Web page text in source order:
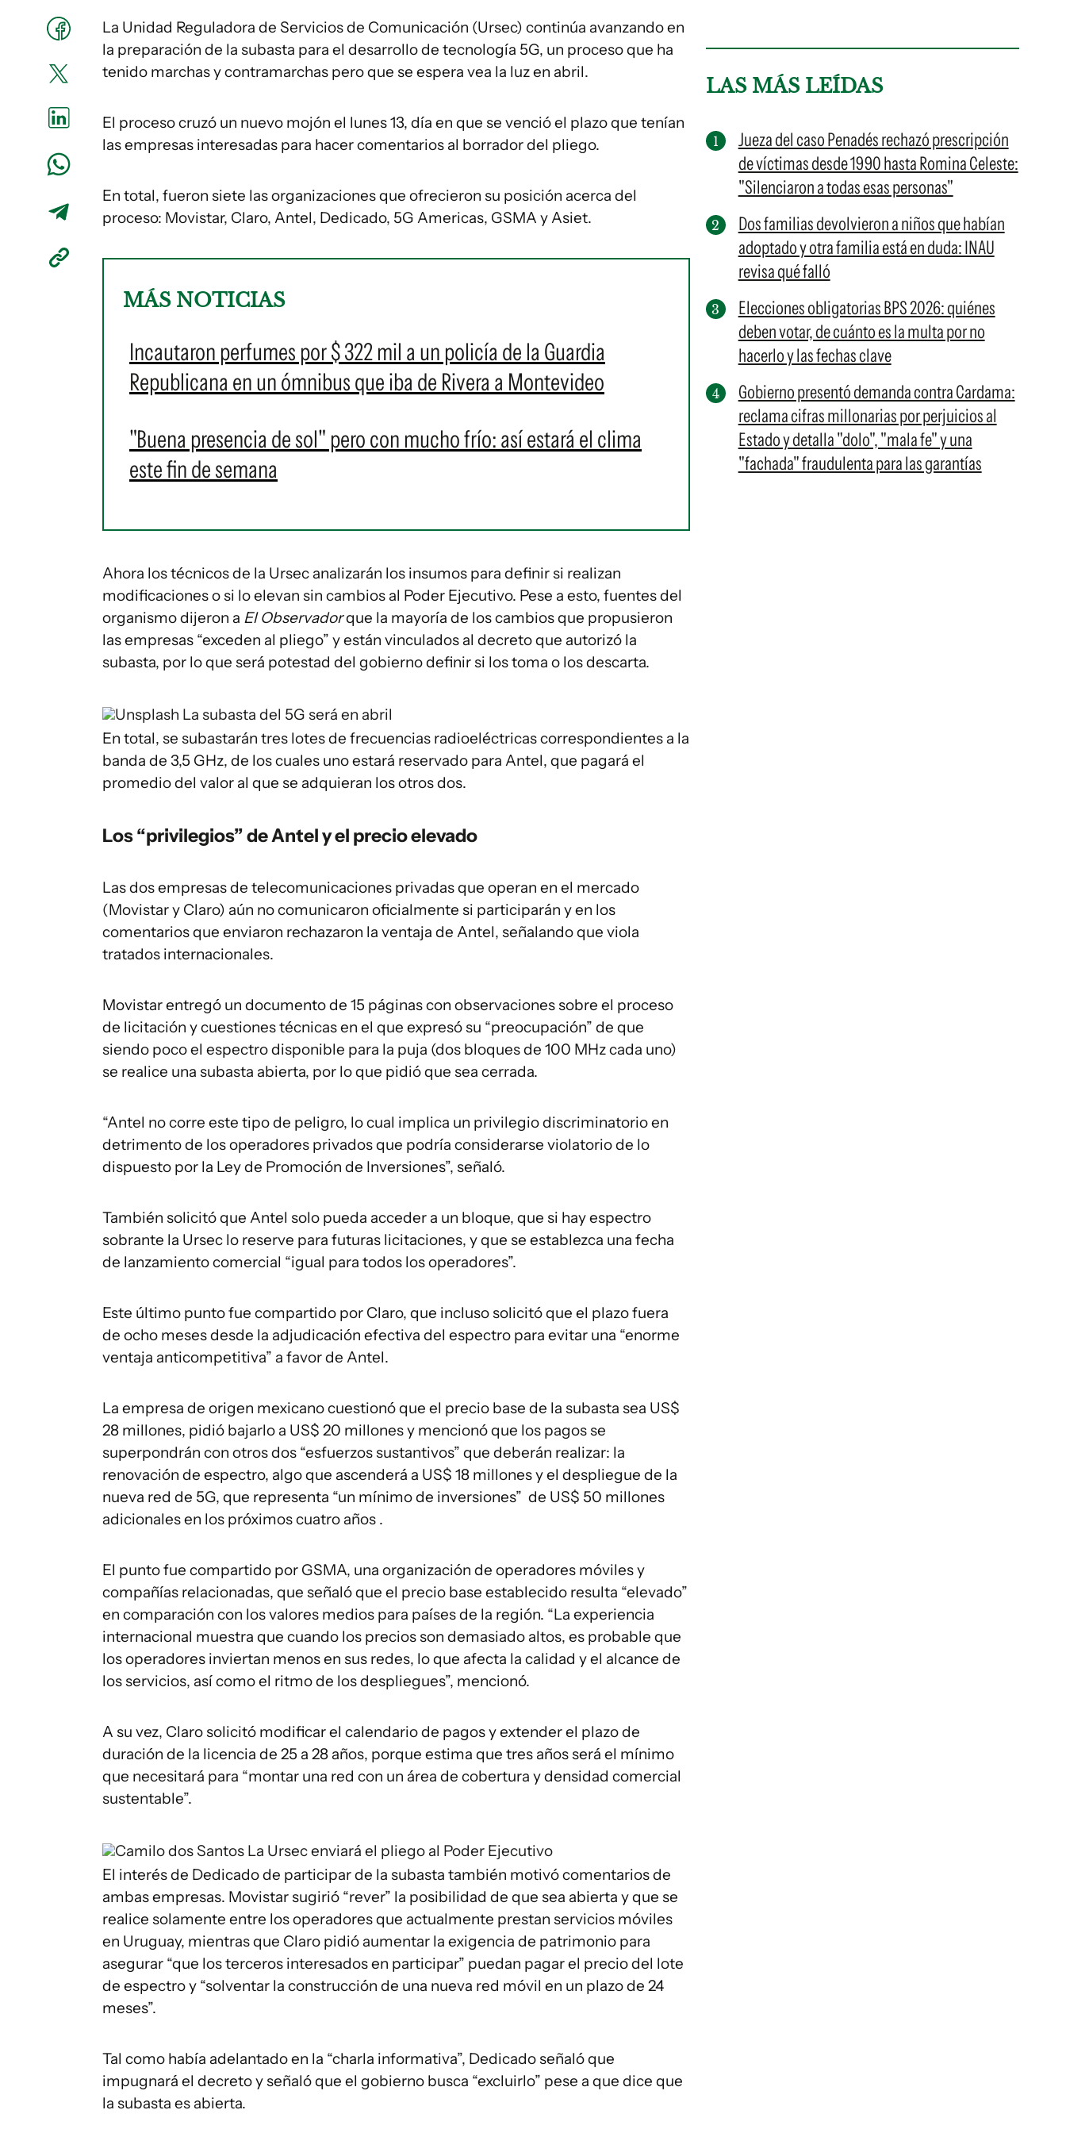
La Unidad Reguladora de Servicios de Comunicación (Ursec) continúa avanzando en
la preparación de la subasta para el desarrollo de tecnología 5G, un proceso que ha
tenido marchas y contramarchas pero que se espera vea la luz en abril.
El proceso cruzó un nuevo mojón el lunes 13, día en que se venció el plazo que tenían
las empresas interesadas para hacer comentarios al borrador del pliego.
En total, fueron siete las organizaciones que ofrecieron su posición acerca del
proceso: Movistar, Claro, Antel, Dedicado, 5G Americas, GSMA y Asiet.
MÁS NOTICIAS
Incautaron perfumes por $ 322 mil a un policía de la Guardia
Republicana en un ómnibus que iba de Rivera a Montevideo
"Buena presencia de sol" pero con mucho frío: así estará el clima
este fin de semana
Ahora los técnicos de la Ursec analizarán los insumos para definir si realizan
modificaciones o si lo elevan sin cambios al Poder Ejecutivo. Pese a esto, fuentes del
organismo dijeron a El Observadorque la mayoría de los cambios que propusieron
las empresas “exceden al pliego” y están vinculados al decreto que autorizó la
subasta, por lo que será potestad del gobierno definir si los toma o los descarta.
Unsplash La subasta del 5G será en abril
En total, se subastarán tres lotes de frecuencias radioeléctricas correspondientes a la
banda de 3,5 GHz, de los cuales uno estará reservado para Antel, que pagará el
promedio del valor al que se adquieran los otros dos.
Los “privilegios” de Antel y el precio elevado
Las dos empresas de telecomunicaciones privadas que operan en el mercado
(Movistar y Claro) aún no comunicaron oficialmente si participarán y en los
comentarios que enviaron rechazaron la ventaja de Antel, señalando que viola
tratados internacionales.
Movistar entregó un documento de 15 páginas con observaciones sobre el proceso
de licitación y cuestiones técnicas en el que expresó su “preocupación” de que
siendo poco el espectro disponible para la puja (dos bloques de 100 MHz cada uno)
se realice una subasta abierta, por lo que pidió que sea cerrada.
“Antel no corre este tipo de peligro, lo cual implica un privilegio discriminatorio en
detrimento de los operadores privados que podría considerarse violatorio de lo
dispuesto por la Ley de Promoción de Inversiones”, señaló.
También solicitó que Antel solo pueda acceder a un bloque, que si hay espectro
sobrante la Ursec lo reserve para futuras licitaciones, y que se establezca una fecha
de lanzamiento comercial “igual para todos los operadores”.
Este último punto fue compartido por Claro, que incluso solicitó que el plazo fuera
de ocho meses desde la adjudicación efectiva del espectro para evitar una “enorme
ventaja anticompetitiva” a favor de Antel.
La empresa de origen mexicano cuestionó que el precio base de la subasta sea US$
28 millones, pidió bajarlo a US$ 20 millones y mencionó que los pagos se
superpondrán con otros dos “esfuerzos sustantivos” que deberán realizar: la
renovación de espectro, algo que ascenderá a US$ 18 millones y el despliegue de la
nueva red de 5G, que representa “un mínimo de inversiones” de US$ 50 millones
adicionales en los próximos cuatro años .
El punto fue compartido por GSMA, una organización de operadores móviles y
compañías relacionadas, que señaló que el precio base establecido resulta “elevado”
en comparación con los valores medios para países de la región. “La experiencia
internacional muestra que cuando los precios son demasiado altos, es probable que
los operadores inviertan menos en sus redes, lo que afecta la calidad y el alcance de
los servicios, así como el ritmo de los despliegues”, mencionó.
A su vez, Claro solicitó modificar el calendario de pagos y extender el plazo de
duración de la licencia de 25 a 28 años, porque estima que tres años será el mínimo
que necesitará para “montar una red con un área de cobertura y densidad comercial
sustentable”.
Camilo dos Santos La Ursec enviará el pliego al Poder Ejecutivo
El interés de Dedicado de participar de la subasta también motivó comentarios de
ambas empresas. Movistar sugirió “rever” la posibilidad de que sea abierta y que se
realice solamente entre los operadores que actualmente prestan servicios móviles
en Uruguay, mientras que Claro pidió aumentar la exigencia de patrimonio para
asegurar “que los terceros interesados en participar” puedan pagar el precio del lote
de espectro y “solventar la construcción de una nueva red móvil en un plazo de 24
meses”.
Tal como había adelantado en la “charla informativa”, Dedicado señaló que
impugnará el decreto y señaló que el gobierno busca “excluirlo” pese a que dice que
la subasta es abierta.
LAS MÁS LEÍDAS
Jueza del caso Penadés rechazó prescripción
de víctimas desde 1990 hasta Romina Celeste:
"Silenciaron a todas esas personas"
Dos familias devolvieron a niños que habían
adoptado y otra familia está en duda: INAU
revisa qué falló
Elecciones obligatorias BPS 2026: quiénes
deben votar, de cuánto es la multa por no
hacerlo y las fechas clave
Gobierno presentó demanda contra Cardama:
reclama cifras millonarias por perjuicios al
Estado y detalla "dolo", "mala fe" y una
"fachada" fraudulenta para las garantías